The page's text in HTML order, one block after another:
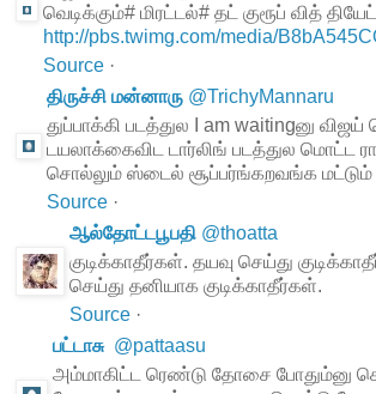
வெடிக்கும்# மிரட்டல்# தட் குரூப் வித்
http://pbs.twimg.com/media/
Source ·
திருச்சி மன்னாரு @TrichyMannaru
துப்பாக்கி படத்துல I am waitingனு
டயலாக்கைவிட டார்லிங் படத்துல மொட்ட
சொல்லும் ஸ்டைல் சூப்பர்ங்கறவங்க மட்டும்
Source ·
ஆல்தோட்டபூபதி @thoatta
குடிக்காதீர்கள். தயவு செய்து
செய்து தனியாக குடிக்காதீர்கள்.
Source ·
பட்டாசு @pattaasu
அம்மாகிட்ட ரெண்டு தோசை போதும்னு